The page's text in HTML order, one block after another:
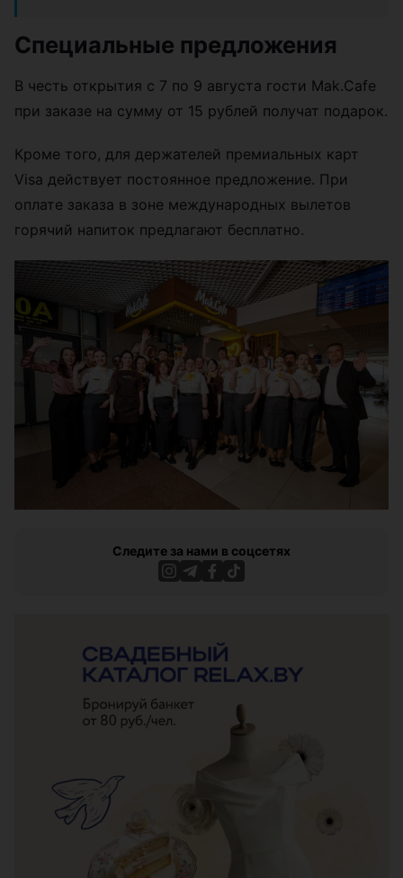
Специальные предложения
В честь открытия с 7 по 9 августа гости Mak.Cafe
при заказе на сумму от 15 рублей получат подарок.
Кроме того, для держателей премиальных карт
Visa действует постоянное предложение. При
оплате заказа в зоне международных вылетов
горячий напиток предлагают бесплатно.
Следите за нами в соцсетях